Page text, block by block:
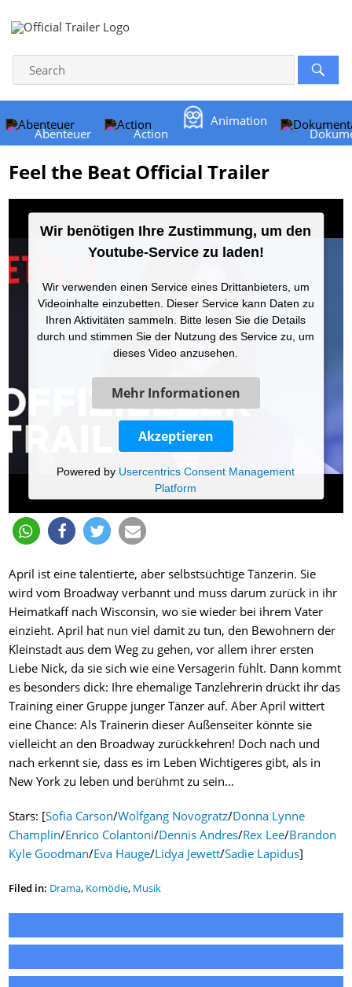
Abenteuer Action
Animation
Feel the Beat Official Trailer
Wir benötigen Ihre Zustimmung, um den
Youtube-Service zu laden!
Wir verwenden einen Service eines Drittanbieters, um
Videoinhalte einzubetten. Dieser Service kann Daten zu
Ihren Aktivitäten sammeln. Bitte lesen Sie die Details
durch und stimmen Sie der Nutzung des Service zu, um
dieses Video anzusehen.
Mehr Informationen
Akzeptieren
Powered by Usercentrics Consent Management
Platform
April ist eine talentierte, aber selbstsüchtige Tänzerin. Sie
wird vom Broadway verbannt und muss darum zurück in ihr
Heimatkaff nach Wisconsin, wo sie wieder bei ihrem Vater
einzieht. April hat nun viel damit zu tun, den Bewohnern der
Kleinstadt aus dem Weg zu gehen, vor allem ihrer ersten
Liebe Nick, da sie sich wie eine Versagerin fühlt. Dann kommt
es besonders dick: Ihre ehemalige Tanzlehrerin drückt ihr das
Training einer Gruppe junger Tänzer auf. Aber April wittert
eine Chance: Als Trainerin dieser Außenseiter könnte sie
vielleicht an den Broadway zurückkehren! Doch nach und
nach erkennt sie, dass es im Leben Wichtigeres gibt, als in
New York zu leben und berühmt zu sein…
Stars: [Sofia Carson/Wolfgang Novogratz/Donna Lynne
Champlin/Enrico Colantoni/Dennis Andres/Rex Lee/Brandon
Kyle Goodman/Eva Hauge/Lidya Jewett/Sadie Lapidus]
Filed in: Drama, Komödie, Musik